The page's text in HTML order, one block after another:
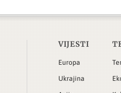
VIJESTI
Europa
Ukrajina